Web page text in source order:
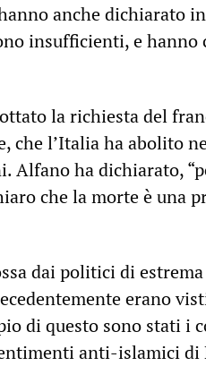
anche dichiarato in
insufficienti, e hanno
la richiesta del
che l’Italia ha abolito
Alfano ha dichiarato,
che la morte è una
dai politici di
erano
di questo sono stati i
anti-islamici di